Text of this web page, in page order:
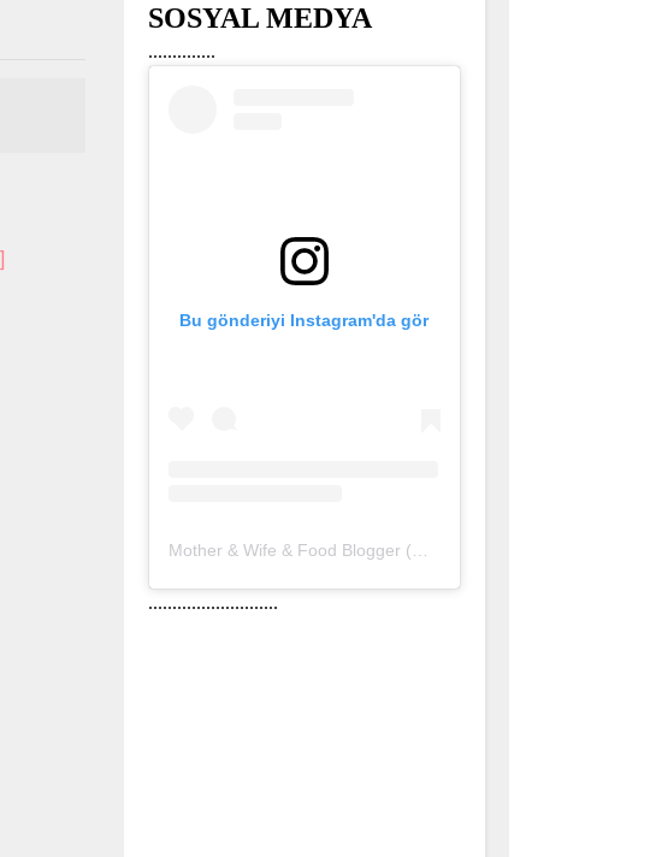
SOSYAL MEDYA
..............
Bu gönderiyi Instagram'da gör
...........................